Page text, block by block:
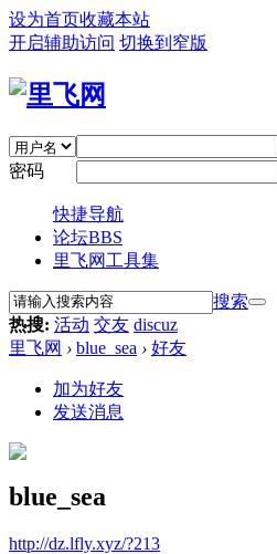
设为首页收藏本站
开启辅助访问 切换到窄版
密码
快捷导航
论坛BBS
里飞网工具集
搜索
热搜: 活动 交友 discuz
里飞网 › blue_sea › 好友
加为好友
发送消息
blue_sea
http://dz.lfly.xyz/?213